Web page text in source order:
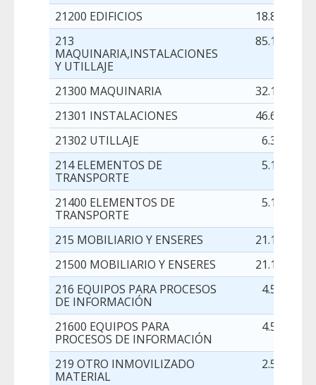
21200 EDIFICIOS
18.876,00
213
MAQUINARIA,INSTALACIONES
Y UTILLAJE
85.109,00
21300 MAQUINARIA
32.100,00
21301 INSTALACIONES
46.651,00
21302 UTILLAJE
6.358,00
214 ELEMENTOS DE
TRANSPORTE
5.100,00
21400 ELEMENTOS DE
TRANSPORTE
5.100,00
215 MOBILIARIO Y ENSERES
21.132,00
21500 MOBILIARIO Y ENSERES
21.132,00
216 EQUIPOS PARA PROCESOS
DE INFORMACIÓN
4.500,00
21600 EQUIPOS PARA
PROCESOS DE INFORMACIÓN
4.500,00
219 OTRO INMOVILIZADO
MATERIAL
2.500,00